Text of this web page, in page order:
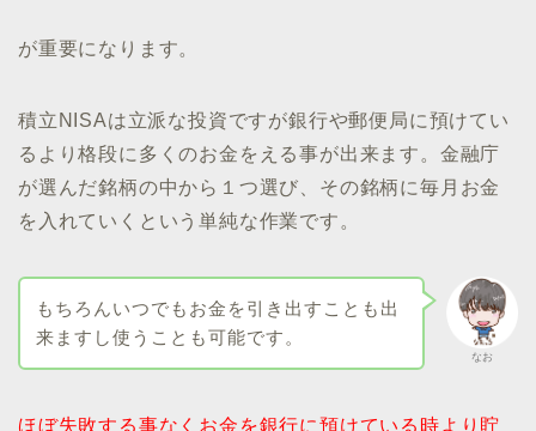
が重要になります。
積立NISAは立派な投資ですが銀行や郵便局に預けてい
るより格段に多くのお金をえる事が出来ます。金融庁
が選んだ銘柄の中から１つ選び、その銘柄に毎月お金
を入れていくという単純な作業です。
なお
もちろんいつでもお金を引き出すことも出
来ますし使うことも可能です。
ほぼ失敗する事なくお金を銀行に預けている時より貯